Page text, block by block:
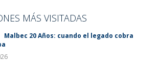
MÁS VISITADAS
Malbec 20 Años: cuando el legado cobra